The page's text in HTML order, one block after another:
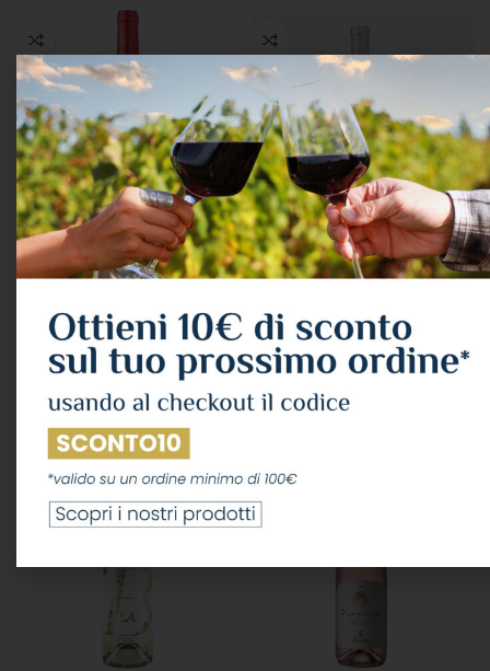
Produttori Di Manduria
Aka “rosato” Salento Igt
VINI,VINO ROSATO
Produttori di Manduria
€
Torrevento Maremosso
Rose’ Frizzante Puglia Igt
VINI FRIZZANTI,ROSATO
Torrevento
5,89